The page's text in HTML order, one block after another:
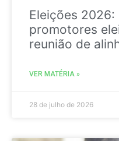
Eleições
promotores
reunião de
VER MATÉRIA »
28 de julho de 2026